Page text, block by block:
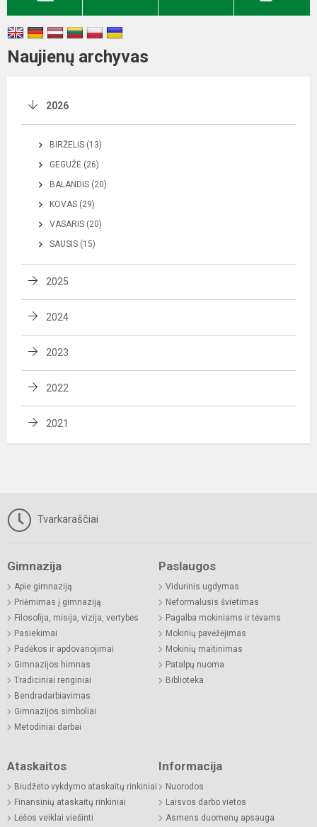
Naujienų archyvas
2026
BIRŽELIS (13)
GEGUŽĖ (26)
BALANDIS (20)
KOVAS (29)
VASARIS (20)
SAUSIS (15)
2025
2024
2023
2022
2021
Tvarkaraščiai
Gimnazija
Apie gimnaziją
Priėmimas į gimnaziją
Filosofija, misija, vizija, vertybės
Pasiekimai
Padėkos ir apdovanojimai
Gimnazijos himnas
Tradiciniai renginiai
Bendradarbiavimas
Gimnazijos simboliai
Metodiniai darbai
Paslaugos
Vidurinis ugdymas
Neformalusis švietimas
Pagalba mokiniams ir tėvams
Mokinių pavėžėjimas
Mokinių maitinimas
Patalpų nuoma
Biblioteka
Ataskaitos
Biudžeto vykdymo ataskaitų rinkiniai
Finansinių ataskaitų rinkiniai
Lėšos veiklai viešinti
Informacija
Nuorodos
Laisvos darbo vietos
Asmens duomenų apsauga